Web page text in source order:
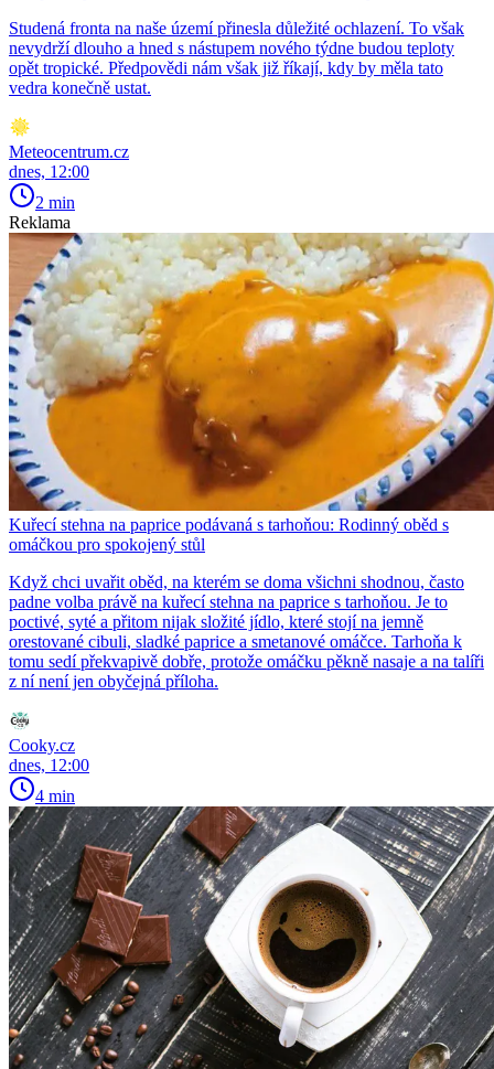
Studená fronta na naše území přinesla důležité ochlazení. To však
nevydrží dlouho a hned s nástupem nového týdne budou teploty
opět tropické. Předpovědi nám však již říkají, kdy by měla tato
vedra konečně ustat.
Meteocentrum.cz
dnes, 12:00
2 min
Reklama
Kuřecí stehna na paprice podávaná s tarhoňou: Rodinný oběd s
omáčkou pro spokojený stůl
Když chci uvařit oběd, na kterém se doma všichni shodnou, často
padne volba právě na kuřecí stehna na paprice s tarhoňou. Je to
poctivé, syté a přitom nijak složité jídlo, které stojí na jemně
orestované cibuli, sladké paprice a smetanové omáčce. Tarhoňa k
tomu sedí překvapivě dobře, protože omáčku pěkně nasaje a na talíři
z ní není jen obyčejná příloha.
Cooky.cz
dnes, 12:00
4 min